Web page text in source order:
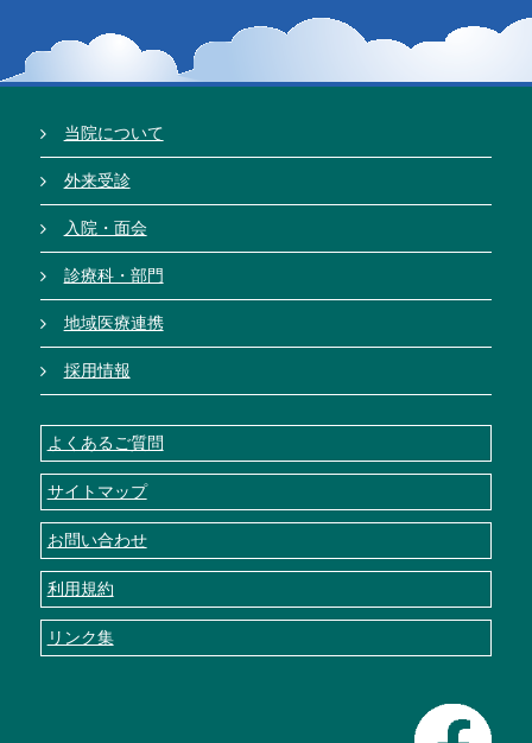
当院について
外来受診
入院・面会
診療科・部門
地域医療連携
採用情報
よくあるご質問
サイトマップ
お問い合わせ
利用規約
リンク集